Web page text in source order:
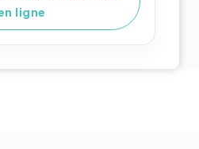
ligne